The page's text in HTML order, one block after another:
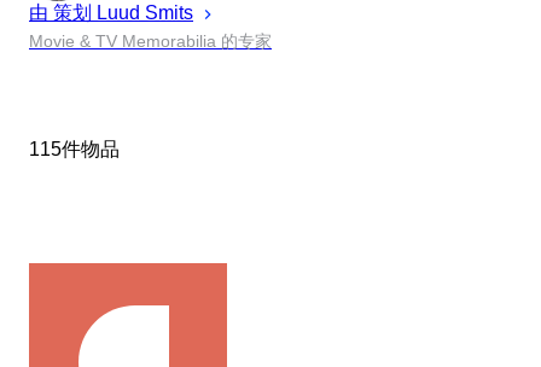
由 策划 Luud Smits
Movie & TV Memorabilia 的专家
115件物品